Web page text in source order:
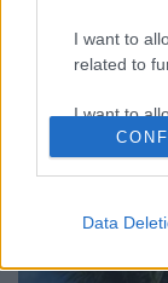
I want to
related to
I want to
related to
related to
user
Data